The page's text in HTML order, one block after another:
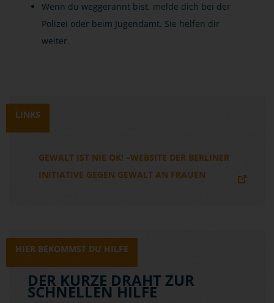
Wenn du weggerannt bist, melde dich bei der
Polizei oder beim Jugendamt. Sie helfen dir
weiter.
LINKS
GEWALT IST NIE OK! –WEBSITE DER BERLINER
INITIATIVE GEGEN GEWALT AN FRAUEN
HIER BEKOMMST DU HILFE
DER KURZE DRAHT ZUR
SCHNELLEN HILFE